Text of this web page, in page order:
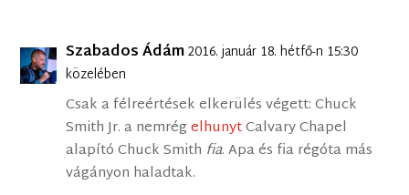
Szabados Ádám2016. január 18. hétfő-n 15:30
közelében
Csak a félreértések elkerülés végett: Chuck
Smith Jr. a nemrégelhunytCalvary Chapel
alapító Chuck Smith fia. Apa és fia régóta más
vágányon haladtak.